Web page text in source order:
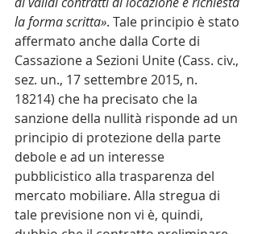
la forma scritta». Tale principio è stato
affermato anche dalla Corte di
Cassazione a Sezioni Unite (Cass. civ.,
sez. un., 17 settembre 2015, n.
18214) che ha precisato che la
sanzione della nullità risponde ad un
principio di protezione della parte
debole e ad un interesse
pubblicistico alla trasparenza del
mercato mobiliare. Alla stregua di
tale previsione non vi è, quindi,